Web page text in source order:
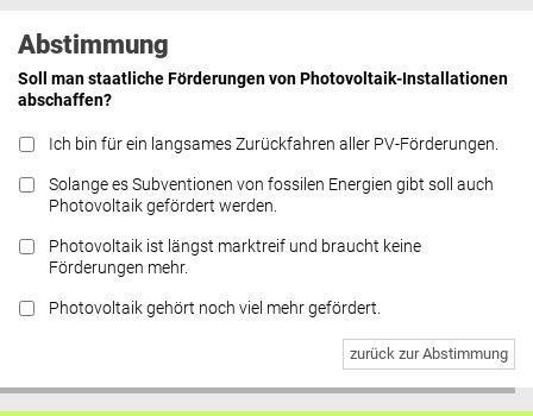
Abstimmung
Soll man staatliche Förderungen von Photovoltaik-Installationen
abschaffen?
Ich bin für ein langsames Zurückfahren aller PV-Förderungen.
Solange es Subventionen von fossilen Energien gibt soll auch
Photovoltaik gefördert werden.
Photovoltaik ist längst marktreif und braucht keine
Förderungen mehr.
Photovoltaik gehört noch viel mehr gefördert.
zurück zur Abstimmung